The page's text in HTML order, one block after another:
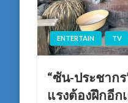
ENTERTAIN TV
“ซัน-ประชาก
แรงต้องฝึกอีก